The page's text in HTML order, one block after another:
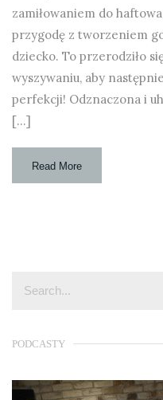
zamiłowaniem do
przygodę z tworzeniem
dziecko. To przerodziło
wyszywaniu, aby
perfekcji! Odznaczona i
[…]
Read More
PODCASTY